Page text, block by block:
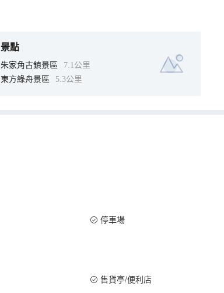
景點
朱家角古鎮景區
7.1公里
東方綠舟景區
5.3公里
停車場
售貨亭/便利店